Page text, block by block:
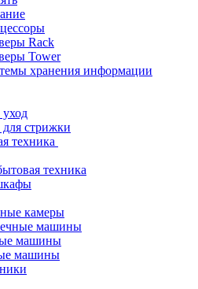
Rack
Tower
хранения информации
уход
стрижки
техника
техника
камеры
машины
машины
машины